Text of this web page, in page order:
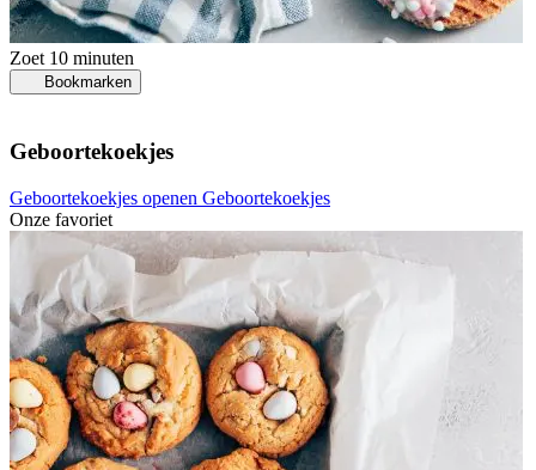
Zoet 10 minuten
Bookmarken
Geboortekoekjes
Geboortekoekjes openen Geboortekoekjes
Onze favoriet